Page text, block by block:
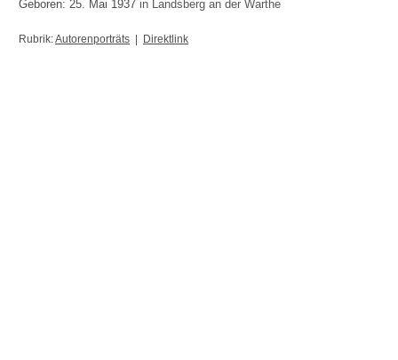
Geboren: 25. Mai 1937 in Landsberg an der Warthe
Rubrik:Autorenporträts Direktlink